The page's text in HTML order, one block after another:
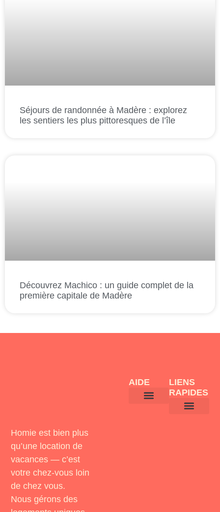
Séjours de randonnée à Madère : explorez
les sentiers les plus pittoresques de l’île
Découvrez Machico : un guide complet de la
première capitale de Madère
Homie est bien plus
qu’une location de
vacances — c’est
votre chez-vous loin
de chez vous.
Nous gérons des
LIENS
RAPIDES
AIDE